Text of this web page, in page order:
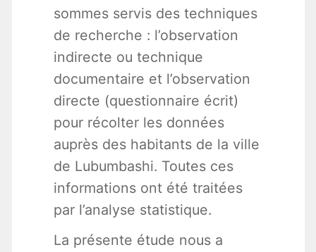
sommes servis des techniques
de recherche : l’observation
indirecte ou technique
documentaire et l’observation
directe (questionnaire écrit)
pour récolter les données
auprès des habitants de la ville
de Lubumbashi. Toutes ces
informations ont été traitées
par l’analyse statistique.
La présente étude nous a